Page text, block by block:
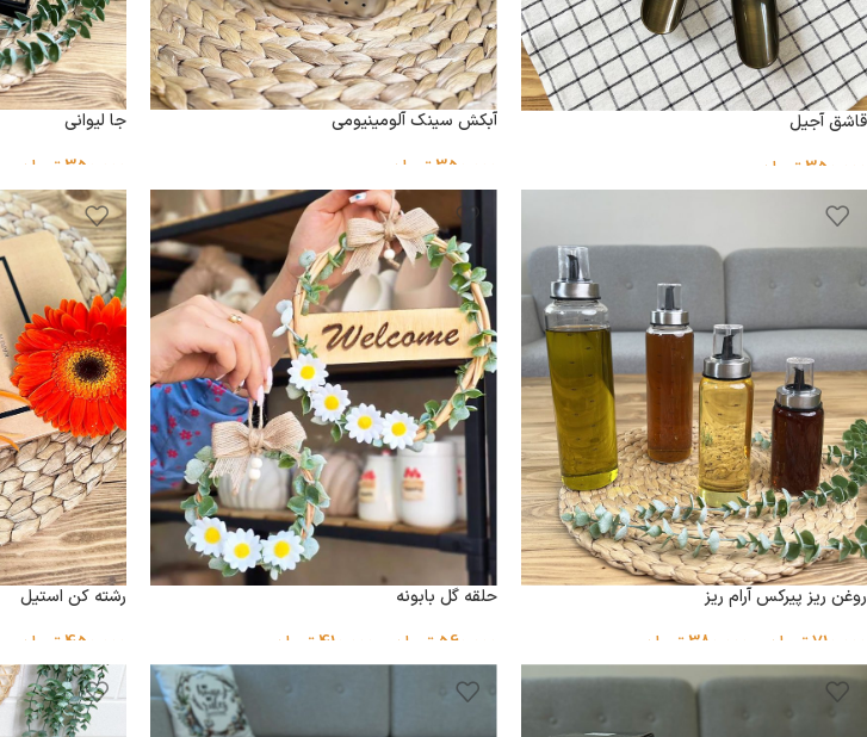
قاشق آجیل
350,000تومان
آبکش سینک آلومینیومی
350,000 تومان
جا لیوانی
350,000تومان
روغن ریز پیرکس آرام ریز
710,000تومان 380,000تومان
حلقه گل بابونه
560,000 تومان 410,000 تومان
رشته کن استیل
450,000تومان